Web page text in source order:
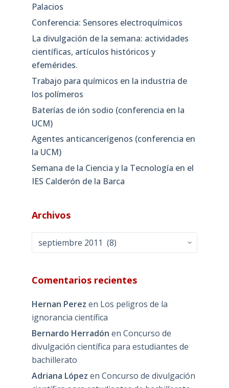
Palacios
Conferencia: Sensores electroquímicos
La divulgación de la semana: actividades
científicas, artículos históricos y
efemérides.
Trabajo para químicos en la industria de
los polímeros
Baterías de ión sodio (conferencia en la
UCM)
Agentes anticancerígenos (conferencia en
la UCM)
Semana de la Ciencia y la Tecnología en el
IES Calderón de la Barca
Archivos
Archivos
Comentarios recientes
Hernan Perez en Los peligros de la
ignorancia científica
Bernardo Herradón en Concurso de
divulgación científica para estudiantes de
bachillerato
Adriana López en Concurso de divulgación